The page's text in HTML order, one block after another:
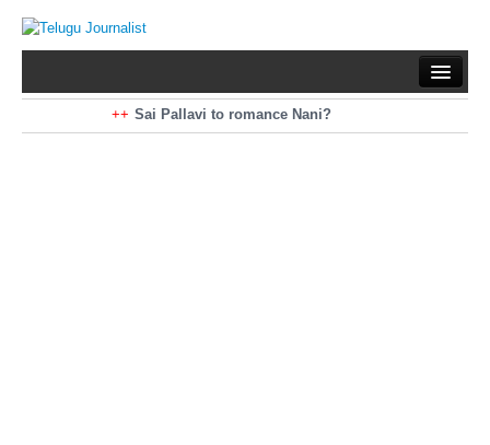
Sai Pallavi to romance Nani?
Kiara Advani to romance Pawan Kalyan